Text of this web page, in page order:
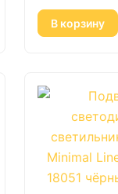
В корзину